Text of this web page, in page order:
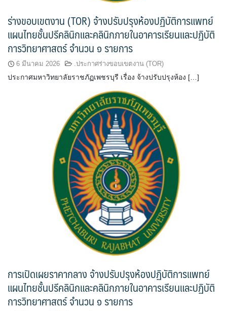
ร่างขอบเขตงาน (TOR) จ้างปรับปรุงห้องปฏิบัติการแพทย์
แผนไทยชั้นปรีคลินิกและคลินิกภายในอาคารเรียนและปฏิบัติ
การวิทยาศาสตร์ จำนวน ๑ รายการ
6 มีนาคม 2026 .ประกาศร่างขอบเขตงาน (TOR)
ประกาศมหาวิทยาลัยราชภัฏเพชรบุรี เรื่อง จ้างปรับปรุงห้อง […]
การเปิดเผยราคากลาง จ้างปรับปรุงห้องปฏิบัติการแพทย์
แผนไทยชั้นปรีคลินิกและคลินิกภายในอาคารเรียนและปฏิบัติ
การวิทยาศาสตร์ จำนวน ๑ รายการ